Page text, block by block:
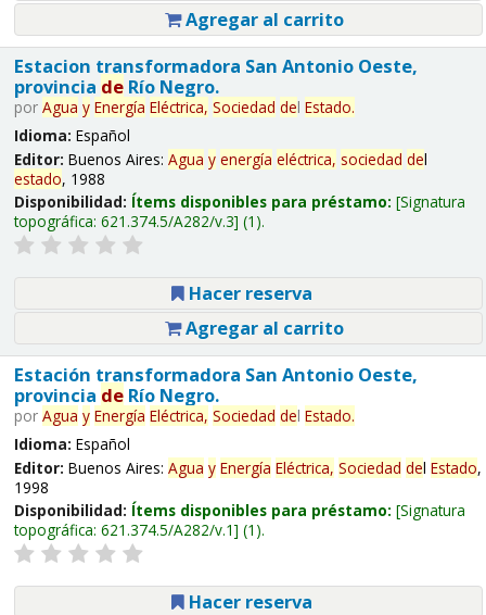
Agregar al carrito
Estacion transformadora San Antonio Oeste,
provincia deRío Negro.
por Agua y Energía Eléctrica, Sociedad del Estado.
Idioma: Español
Editor: Buenos Aires: Agua y energía eléctrica, sociedad del
estado, 1988
Disponibilidad: Ítems disponibles para préstamo: Signatura
topográfica: 621.374.5/A282/v.3 (1).
Hacer reserva
Agregar al carrito
Estación transformadora San Antonio Oeste,
provincia deRío Negro.
por Agua y Energía Eléctrica, Sociedad del Estado.
Idioma: Español
Editor: Buenos Aires: Agua y Energía Eléctrica, Sociedad del Estado,
1998
Disponibilidad: Ítems disponibles para préstamo: Signatura
topográfica: 621.374.5/A282/v.1 (1).
Hacer reserva